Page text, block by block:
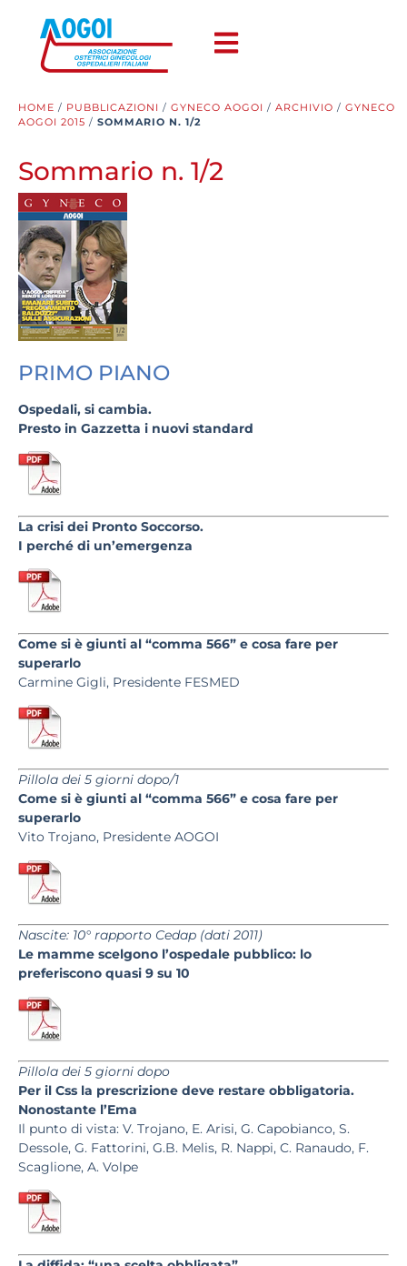
HOME / PUBBLICAZIONI / GYNECO AOGOI / ARCHIVIO / GYNECO
AOGOI 2015 / SOMMARIO N. 1/2
Sommario n. 1/2
PRIMO PIANO
Ospedali, si cambia.
Presto in Gazzetta i nuovi standard
La crisi dei Pronto Soccorso.
I perché di un’emergenza
Come si è giunti al “comma 566” e cosa fare per
superarlo
Carmine Gigli, Presidente FESMED
Pillola dei 5 giorni dopo/1
Come si è giunti al “comma 566” e cosa fare per
superarlo
Vito Trojano, Presidente AOGOI
Nascite: 10° rapporto Cedap (dati 2011)
Le mamme scelgono l’ospedale pubblico: lo
preferiscono quasi 9 su 10
Pillola dei 5 giorni dopo
Per il Css la prescrizione deve restare obbligatoria.
Nonostante l’Ema
Il punto di vista: V. Trojano, E. Arisi, G. Capobianco, S.
Dessole, G. Fattorini, G.B. Melis, R. Nappi, C. Ranaudo, F.
Scaglione, A. Volpe